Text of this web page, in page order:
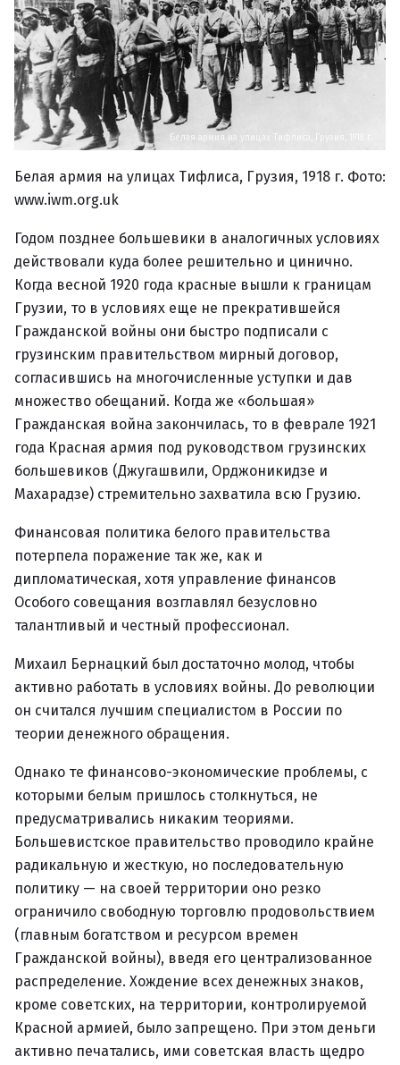
Белая армия на улицах Тифлиса, Грузия, 1918 г.
Белая армия на улицах Тифлиса, Грузия, 1918 г. Фото:
www.iwm.org.uk
Годом позднее большевики в аналогичных условиях
действовали куда более решительно и цинично.
Когда весной 1920 года красные вышли к границам
Грузии, то в условиях еще не прекратившейся
Гражданской войны они быстро подписали с
грузинским правительством мирный договор,
согласившись на многочисленные уступки и дав
множество обещаний. Когда же «большая»
Гражданская война закончилась, то в феврале 1921
года Красная армия под руководством грузинских
большевиков (Джугашвили, Орджоникидзе и
Махарадзе) стремительно захватила всю Грузию.
Финансовая политика белого правительства
потерпела поражение так же, как и
дипломатическая, хотя управление финансов
Особого совещания возглавлял безусловно
талантливый и честный профессионал.
Михаил Бернацкий был достаточно молод, чтобы
активно работать в условиях войны. До революции
он считался лучшим специалистом в России по
теории денежного обращения.
Однако те финансово-экономические проблемы, с
которыми белым пришлось столкнуться, не
предусматривались никаким теориями.
Большевистское правительство проводило крайне
радикальную и жесткую, но последовательную
политику — на своей территории оно резко
ограничило свободную торговлю продовольствием
(главным богатством и ресурсом времен
Гражданской войны), введя его централизованное
распределение. Хождение всех денежных знаков,
кроме советских, на территории, контролируемой
Красной армией, было запрещено. При этом деньги
активно печатались, ими советская власть щедро